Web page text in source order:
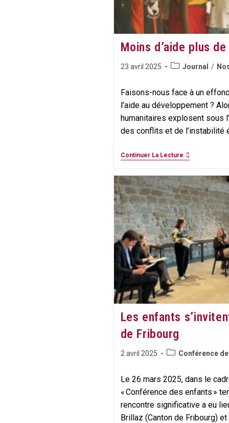
Moins d’aide plus
Publication
23 avril 2025
PostJournal /
Faisons-nous face à un
l’aide au développement ?
humanitaires explosent sous
des conflits et de l’instabilité
Continuer La LectureMoins
Crises
Les enfants
de Fribourg
Publication
2 avril 2025
PostConférence
Le 26 mars 2025, dans le
« Conférence des enfants »
rencontre significative a eu
Brillaz (Canton de Fribourg)